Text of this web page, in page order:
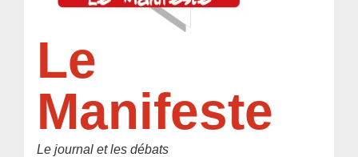
Le
Manifeste
Le journal et les débats